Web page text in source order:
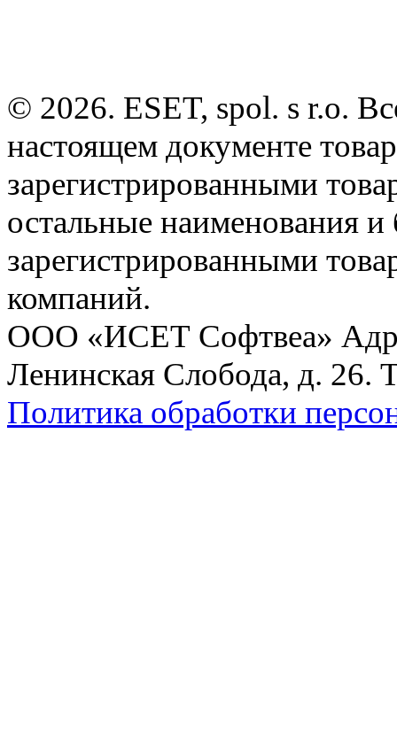
© 2026. ESET, spol. s r.o.
настоящем документе
зарегистрированными
остальные наименования
зарегистрированными
компаний.
ООО «ИСЕТ Софтвеа»
Ленинская Слобода, д. 26.
Политика обработки